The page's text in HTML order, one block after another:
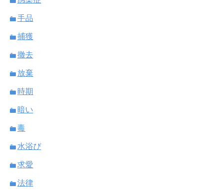
手品
捕獲
撤去
放棄
時期
暗い
毒
水浴び
求愛
法律